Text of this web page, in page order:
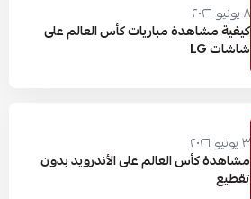
٨ يونيو ٢٠٢٦
كيفية مشاهدة مباريات كأس العالم على
شاشات LG
٣ يونيو ٢٠٢٦
مشاهدة كأس العالم على الأندرويد بدون
تقطيع